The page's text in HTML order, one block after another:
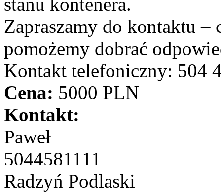
Zapraszamy do kontaktu
pomożemy dobrać
Kontakt telefoniczny: 504
Cena: 5000 PLN
Kontakt:
Paweł
5044581111
Radzyń Podlaski